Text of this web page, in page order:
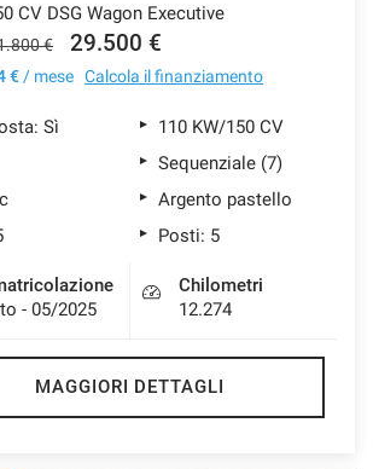
CV DSG Wagon Executive
€ 29.500 €
€ / mese Calcola il finanziamento
Sì
110 KW/150 CV
Sequenziale (7)
Argento pastello
Posti: 5
- 05/2025
Chilometri
12.274
MAGGIORI DETTAGLI